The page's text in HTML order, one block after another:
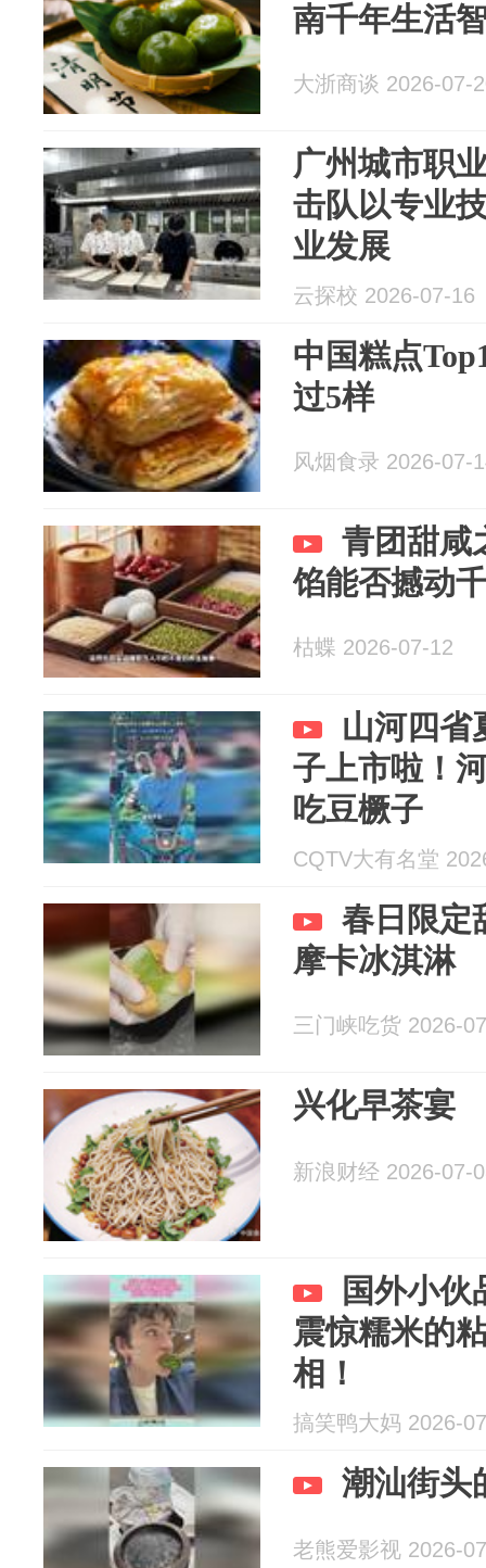
南千年生活
大浙商谈 2026-07-
广州城市职
击队以专业
业发展
云探校 2026-07-16
中国糕点
过5样
风烟食录 2026-07-
青团甜咸
馅能否撼动
枯蝶 2026-07-12
山河四省
子上市啦！
吃豆橛子
CQTV大有名堂
春日限定
摩卡冰淇淋
三门峡吃货 2026-
兴化早茶宴
新浪财经 2026-07-
国外小伙
震惊糯米的
相！
搞笑鸭大妈 2026-
潮汕街头
老熊爱影视 2026-